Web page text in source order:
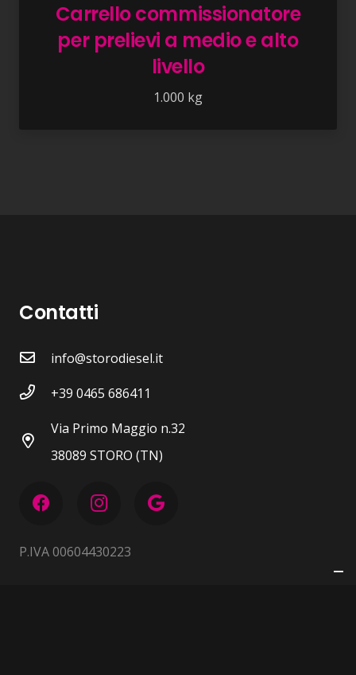
Carrello commissionatore
per prelievi a medio e alto
livello
1.000 kg
Contatti
info@storodiesel.it
+39 0465 686411
Via Primo Maggio n.32
38089 STORO (TN)
P.IVA 00604430223